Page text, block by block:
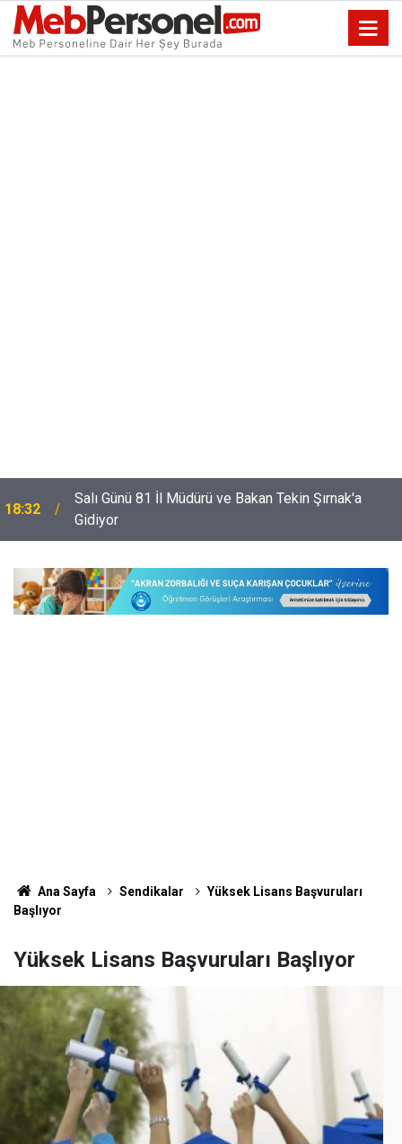
18:32
Salı Günü 81 İl Müdürü ve Bakan Tekin Şırnak'a
Gidiyor
Ana Sayfa Sendikalar
Yüksek Lisans Başvuruları
Başlıyor
Yüksek Lisans Başvuruları Başlıyor